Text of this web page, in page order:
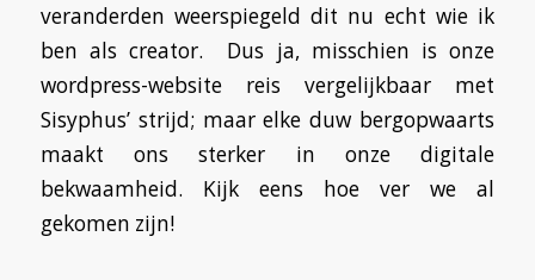
veranderden weerspiegeld dit nu echt wie ik
ben als creator. Dus ja, misschien is onze
wordpress-website reis vergelijkbaar met
Sisyphus’ strijd; maar elke duw bergopwaarts
maakt ons sterker in onze digitale
bekwaamheid. Kijk eens hoe ver we al
gekomen zijn!